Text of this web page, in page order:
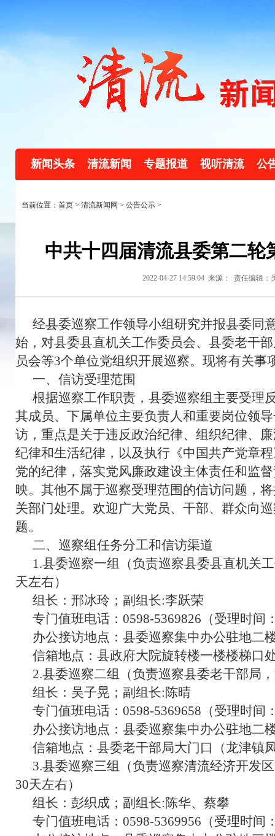
新闻头条 清流新闻 专题报道 视听清流 公
当前位置：首页 > 清流新闻网 > 公告公示 >
中共十四届清流县委第二轮
2022-04-27 14:59:04 来源： 责任编辑：
经县委巡察工作领导小组研究并报县委同
始，对县委县直机关工作委员会、县委老干
员会等3个单位党组织开展巡察。现将有关事
一、信访受理范围
根据巡察工作职责，县委巡察组主要受理
其成员、下属单位主要负责人和重要岗位领
访，重点是关于违反政治纪律、组织纪律、
纪律和生活纪律，以及执行《中国共产党章
党的纪律，落实党风廉政建设主体责任和监
映。其他不属于巡察受理范围的信访问题，
关部门处理。欢迎广大党员、干部、群众向
题。
二、巡察组任务分工和信访渠道
1.县委巡察一组（负责巡察县委县直机关
天左右）
组长：邢冰玲；副组长:李跃荣
专门值班电话：0598-5369826（受理时间
办公接访地点：县委巡察集中办公驻地二
信箱地点：县政府大院旋转楼一楼楼梯口
2.县委巡察二组（负责巡察县委老干部局
组长：吴子晃；副组长:陈晴
专门值班电话：0598-5369658（受理时间
办公接访地点：县委巡察集中办公驻地二
信箱地点：县委老干部局大门口（龙津镇
3.县委巡察三组（负责巡察清流经济开发
30天左右）
组长：彭织成；副组长:陈华、蔡攀
专门值班电话：0598-5369956（受理时间